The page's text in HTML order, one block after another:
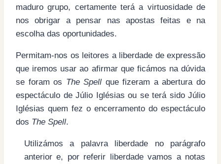
maduro grupo, certamente terá a virtuosidade de
nos obrigar a pensar nas apostas feitas e na
escolha das oportunidades.
Permitam-nos os leitores a liberdade de expressão
que iremos usar ao afirmar que ficámos na dúvida
se foram os The Spell que fizeram a abertura do
espectáculo de Júlio Iglésias ou se terá sido Júlio
Iglésias quem fez o encerramento do espectáculo
dos The Spell.
Utilizámos a palavra liberdade no parágrafo
anterior e, por referir liberdade vamos a notas